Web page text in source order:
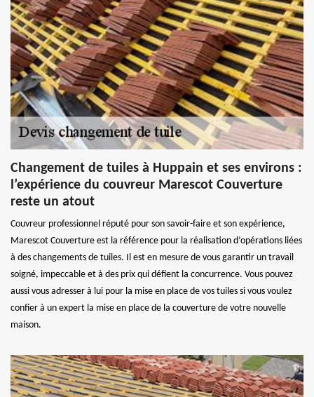
Changement de tuiles à Huppain et ses environs :
l’expérience du couvreur Marescot Couverture
reste un atout
Couvreur professionnel réputé pour son savoir-faire et son expérience,
Marescot Couverture est la référence pour la réalisation d’opérations liées
à des changements de tuiles. Il est en mesure de vous garantir un travail
soigné, impeccable et à des prix qui défient la concurrence. Vous pouvez
aussi vous adresser à lui pour la mise en place de vos tuiles si vous voulez
confier à un expert la mise en place de la couverture de votre nouvelle
maison.